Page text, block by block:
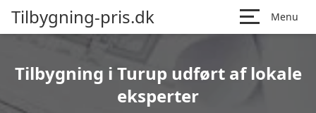
Tilbygning-pris.dk Menu
Tilbygning i Turup udført af lokale
eksperter